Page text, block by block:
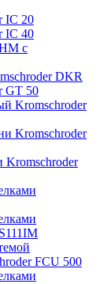
IC 20
IC 40
с
DKR
GT 50
Kromschroder
Kromschroder
Kromschroder
FCU 500